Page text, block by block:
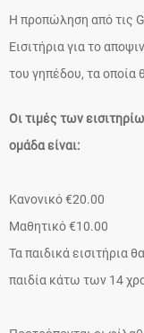
Η προπώληση από τις
Εισιτήρια για το
του γηπέδου, τα οποία
Οι τιμές των
ομάδα είναι:
Κανονικό €20.00
Μαθητικό €10.00
Τα παιδικά εισιτήρια
παιδία κάτω των 14